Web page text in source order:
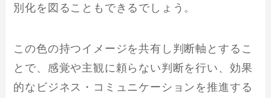
別化を図ることもできるでしょう。
この色の持つイメージを共有し判断軸とするこ
とで、感覚や主観に頼らない判断を行い、効果
的なビジネス・コミュニケーションを推進する